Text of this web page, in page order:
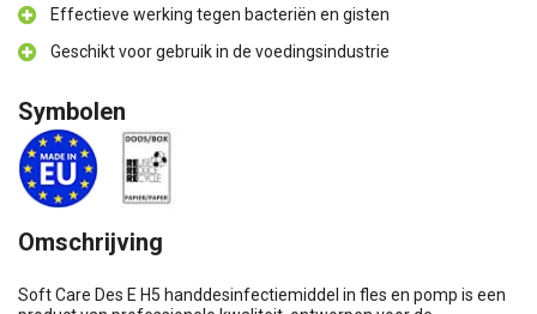
Effectieve werking tegen bacteriën en gisten
Geschikt voor gebruik in de voedingsindustrie
Symbolen
Omschrijving
Soft Care Des E H5 handdesinfectiemiddel in fles en pomp is een